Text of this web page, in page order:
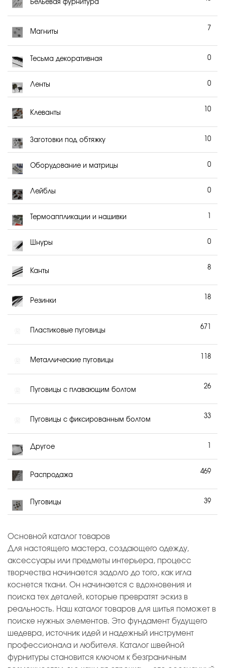
Бельевая фурнитура
Магниты
7
Тесьма декоративная 0
Ленты 0
Клеванты
10
Заготовки под обтяжку 10
Оборудование и матрицы 0
Лейблы 0
Термоаппликации и нашивки
Шнуры 0
Канты
8
Резинки
18
Пластиковые пуговицы
671
Металлические пуговицы
118
Пуговицы с плавающим болтом
26
Пуговицы с фиксированным болтом
33
Другое
Распродажа
469
Пуговицы 39
Основной каталог товаров
Для настоящего мастера, создающего одежду,
аксессуары или предметы интерьера, процесс
творчества начинается задолго до того, как игла
коснется ткани. Он начинается с вдохновения и
поиска тех деталей, которые превратят эскиз в
реальность. Наш каталог товаров для шитья поможет в
поиске нужных элементов. Это фундамент будущего
шедевра, источник идей и надежный инструмент
профессионала и любителя. Каталог швейной
фурнитуры становится ключом к безграничным